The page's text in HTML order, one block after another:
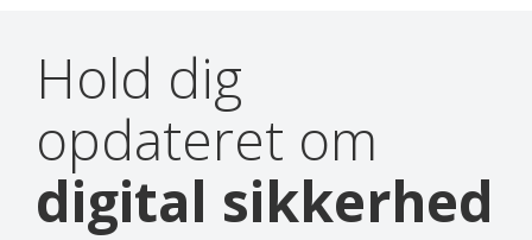
Hold dig
opdateret om
digital sikkerhed